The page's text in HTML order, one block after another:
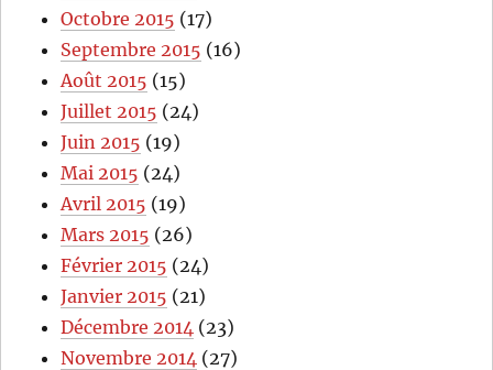
Octobre 2015 (17)
Septembre 2015 (16)
Août 2015 (15)
Juillet 2015 (24)
Juin 2015 (19)
Mai 2015 (24)
Avril 2015 (19)
Mars 2015 (26)
Février 2015 (24)
Janvier 2015 (21)
Décembre 2014 (23)
Novembre 2014 (27)